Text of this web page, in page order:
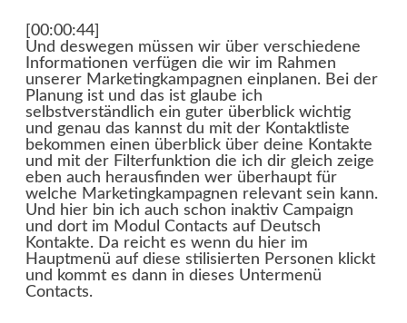
[00:00:44]
Und deswegen müssen wir über verschiedene
Informationen verfügen die wir im Rahmen
unserer Marketingkampagnen einplanen. Bei der
Planung ist und das ist glaube ich
selbstverständlich ein guter überblick wichtig
und genau das kannst du mit der Kontaktliste
bekommen einen überblick über deine Kontakte
und mit der Filterfunktion die ich dir gleich zeige
eben auch herausfinden wer überhaupt für
welche Marketingkampagnen relevant sein kann.
Und hier bin ich auch schon inaktiv Campaign
und dort im Modul Contacts auf Deutsch
Kontakte. Da reicht es wenn du hier im
Hauptmenü auf diese stilisierten Personen klickt
und kommt es dann in dieses Untermenü
Contacts.